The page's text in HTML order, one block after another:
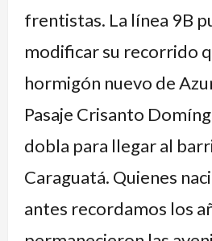
frentistas. La línea 9B
modificar su recorrido
hormigón nuevo de
Pasaje Crisanto
dobla para llegar al
Caraguatá. Quienes
antes recordamos los